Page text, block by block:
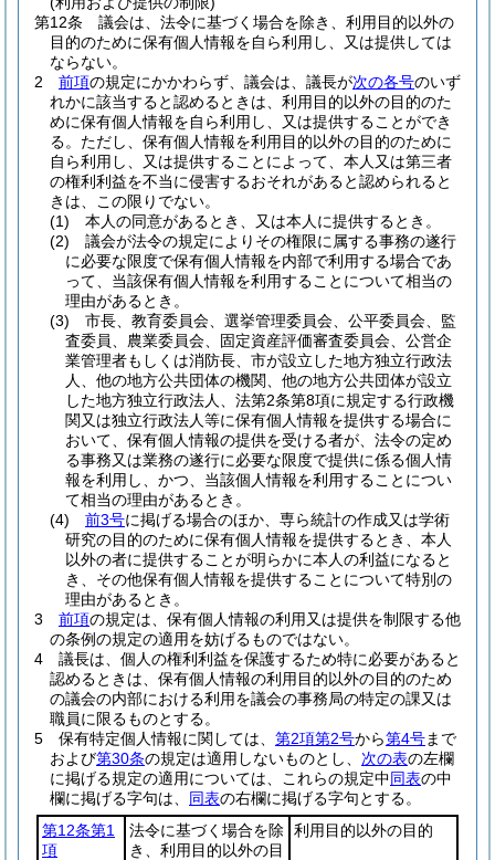
第12条
議会は、法令に基づく場合を除き、利用目的以外の
目的のために保有個人情報を自ら利用し、又は提供しては
ならない。
2
前項の規定にかかわらず、議会は、議長が次の各号のいず
れかに該当すると認めるときは、利用目的以外の目的のた
めに保有個人情報を自ら利用し、又は提供することができ
る。 ただし、保有個人情報を利用目的以外の目的のために
自ら利用し、又は提供することによって、本人又は第三者
の権利利益を不当に侵害するおそれがあると認められると
きは、この限りでない。
(1)
本人の同意があるとき、又は本人に提供するとき。
(2)
議会が法令の規定によりその権限に属する事務の遂行
に必要な限度で保有個人情報を内部で利用する場合であ
って、当該保有個人情報を利用することについて相当の
理由があるとき。
(3)
市長、教育委員会、選挙管理委員会、公平委員会、監
査委員、農業委員会、固定資産評価審査委員会、公営企
業管理者もしくは消防長、市が設立した地方独立行政法
人、他の地方公共団体の機関、他の地方公共団体が設立
した地方独立行政法人、法第2条第8項に規定する行政機
関又は独立行政法人等に保有個人情報を提供する場合に
おいて、保有個人情報の提供を受ける者が、法令の定め
る事務又は業務の遂行に必要な限度で提供に係る個人情
報を利用し、かつ、当該個人情報を利用することについ
て相当の理由があるとき。
(4)
前3号に掲げる場合のほか、専ら統計の作成又は学術
研究の目的のために保有個人情報を提供するとき、本人
以外の者に提供することが明らかに本人の利益になると
き、その他保有個人情報を提供することについて特別の
理由があるとき。
3
前項の規定は、保有個人情報の利用又は提供を制限する他
の条例の規定の適用を妨げるものではない。
4
議長は、個人の権利利益を保護するため特に必要があると
認めるときは、保有個人情報の利用目的以外の目的のため
の議会の内部における利用を議会の事務局の特定の課又は
職員に限るものとする。
5
保有特定個人情報に関しては、 第2項第2号から第4号まで
および第30条の規定は適用しないものとし、 次の表の左欄
に掲げる規定の適用については、これらの規定中同表の中
欄に掲げる字句は、 同表の右欄に掲げる字句とする。
第12条第1
項
法令に基づく場合を除
き、利用目的以外の目
利用目的以外の目的